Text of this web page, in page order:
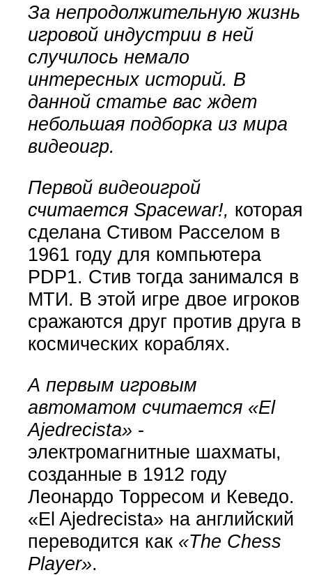
За непродолжительную жизнь
игровой индустрии в ней
случилось немало
интересных историй. В
данной статье вас ждет
небольшая подборка из мира
видеоигр.
Первой видеоигрой
считается Spacewar!, которая
сделана Стивом Расселом в
1961 году для компьютера
PDP1. Стив тогда занимался в
МТИ. В этой игре двое игроков
сражаются друг против друга в
космических кораблях.
А первым игровым
автоматом считается «El
Ajedrecista» -
электромагнитные шахматы,
созданные в 1912 году
Леонардо Торресом и Кеведо.
«El Ajedrecista» на английский
переводится как «The Chess
Player».